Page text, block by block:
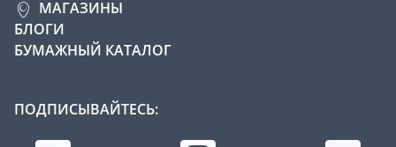
МАГАЗИНЫ
БЛОГИ
БУМАЖНЫЙ КАТАЛОГ
ПОДПИСЫВАЙТЕСЬ: